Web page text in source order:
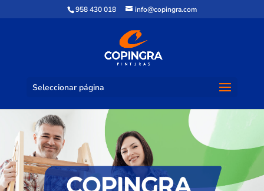
958 430 018 info@copingra.com
Seleccionar página